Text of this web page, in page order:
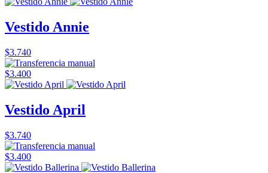
Vestido Annie
$3.740
$3.400
Vestido April
$3.740
$3.400